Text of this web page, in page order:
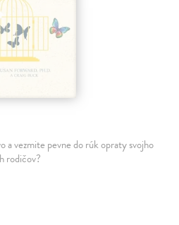
a vezmite pevne do rúk opraty svojho
rodičov?